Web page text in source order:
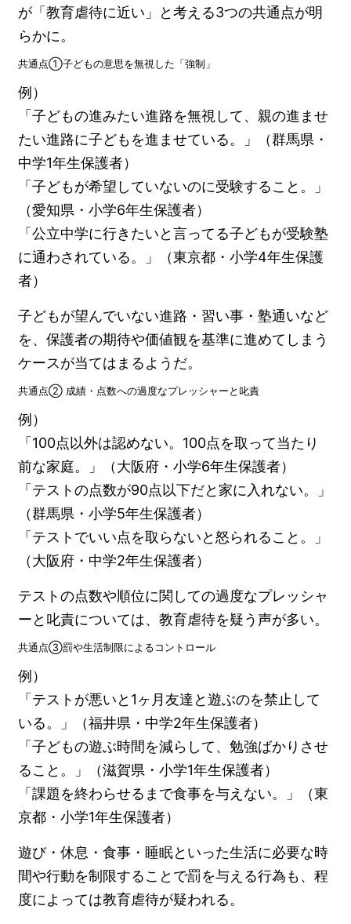
が「教育虐待に近い」と考える3つの共通点が明
らかに。
共通点①子どもの意思を無視した「強制」
例）
「子どもの進みたい進路を無視して、親の進ませ
たい進路に子どもを進ませている。」（群馬県・
中学1年生保護者）
「子どもが希望していないのに受験すること。」
（愛知県・小学6年生保護者）
「公立中学に行きたいと言ってる子どもが受験塾
に通わされている。」（東京都・小学4年生保護
者）
子どもが望んでいない進路・習い事・塾通いなど
を、保護者の期待や価値観を基準に進めてしまう
ケースが当てはまるようだ。
共通点② 成績・点数への過度なプレッシャーと叱責
例）
「100点以外は認めない。100点を取って当たり
前な家庭。」（大阪府・小学6年生保護者）
「テストの点数が90点以下だと家に入れない。」
（群馬県・小学5年生保護者）
「テストでいい点を取らないと怒られること。」
（大阪府・中学2年生保護者）
テストの点数や順位に関しての過度なプレッシャ
ーと叱責については、教育虐待を疑う声が多い。
共通点③罰や生活制限によるコントロール
例）
「テストが悪いと1ヶ月友達と遊ぶのを禁止して
いる。」（福井県・中学2年生保護者）
「子どもの遊ぶ時間を減らして、勉強ばかりさせ
ること。」（滋賀県・小学1年生保護者）
「課題を終わらせるまで食事を与えない。」（東
京都・小学1年生保護者）
遊び・休息・食事・睡眠といった生活に必要な時
間や行動を制限することで罰を与える行為も、程
度によっては教育虐待が疑われる。